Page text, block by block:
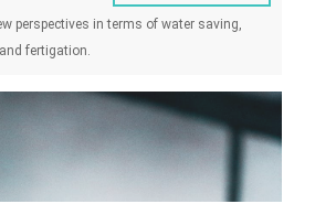
perspectives in terms of water saving,
fertigation.